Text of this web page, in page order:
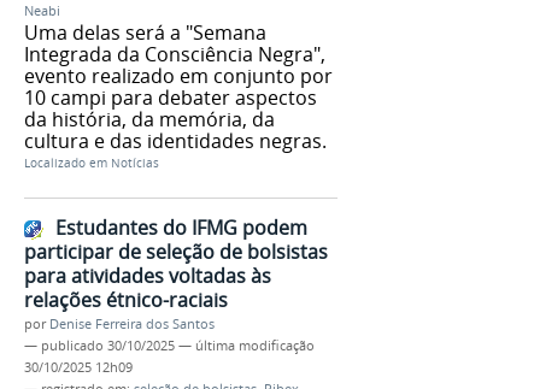
Neabi
Uma delas será a "Semana
Integrada da Consciência Negra",
evento realizado em conjunto por
10 campi para debater aspectos
da história, da memória, da
cultura e das identidades negras.
Localizado em Notícias
Estudantes do IFMG podem
participar de seleção de bolsistas
para atividades voltadas às
relações étnico-raciais
por Denise Ferreira dos Santos
— publicado 30/10/2025 — última modificação
30/10/2025 12h09